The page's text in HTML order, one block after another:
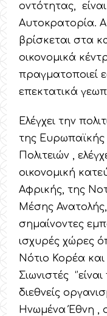
οντότητας,
Αυτοκρατορία.
βρίσκεται στα
οικονομικά
πραγματοποιεί
επεκτατικά
Ελέγχει την
της
Πολιτειών ,
οικονομική
Αφρικής, της
Μέσης
σημαίνοντες
ισχυρές χώρες
Νότιο Κορέα και
Σιωνιστές
διεθνείς
Ηνωμένα Έθνη ,